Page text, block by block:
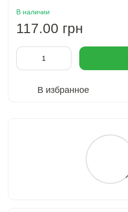
В наличии
117.00 грн
В избранное